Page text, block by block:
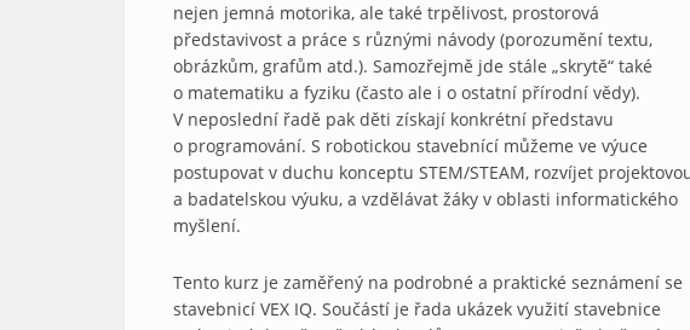
nejen jemná motorika, ale také trpělivost, prostorová
představivost a práce s různými návody (porozumění textu,
obrázkům, grafům atd.). Samozřejmě jde stále „skrytě“ také
o matematiku a fyziku (často ale i o ostatní přírodní vědy).
V neposlední řadě pak děti získají konkrétní představu
o programování. S robotickou stavebnící můžeme ve výuce
postupovat v duchu konceptu STEM/STEAM, rozvíjet
a badatelskou výuku, a vzdělávat žáky v oblasti informatického
myšlení.
Tento kurz je zaměřený na podrobné a praktické seznámení se
stavebnicí VEX IQ. Součástí je řada ukázek využití stavebnice